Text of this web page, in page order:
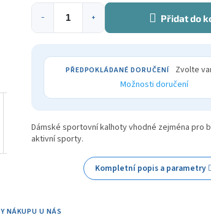
+
− Přidat do
Zvolte
Možnosti doručení
Dámské sportovní kalhoty vhodné zejména pro
aktivní sporty.
Kompletní popis a parametry
NÁKUPU U NÁS